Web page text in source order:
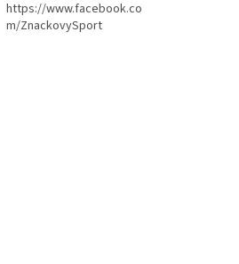
https://www.facebook.co
m/ZnackovySport